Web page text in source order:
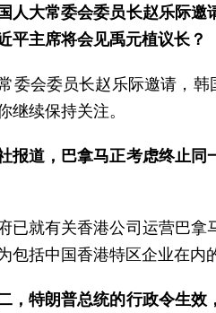
人大常委会委员长赵乐际
平主席将会见禹元植议长？
委会委员长赵乐际邀请，
继续保持关注。
报道，巴拿马正考虑终止
已就有关香港公司运营巴
包括中国香港特区企业在
，特朗普总统的行政令生